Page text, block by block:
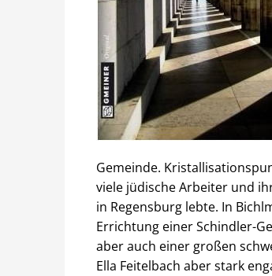
Gemeinde.
viele jüdische Arbeiter und
in Regensburg lebte. In
Errichtung einer Schindler-
aber auch einer großen
Ella Feitelbach aber stark